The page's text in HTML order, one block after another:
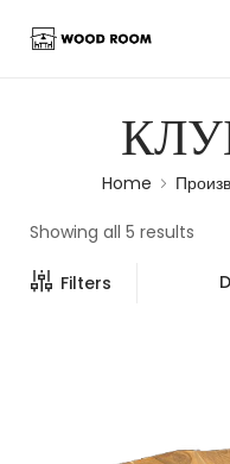
Home
Showing all 5 results
Filters